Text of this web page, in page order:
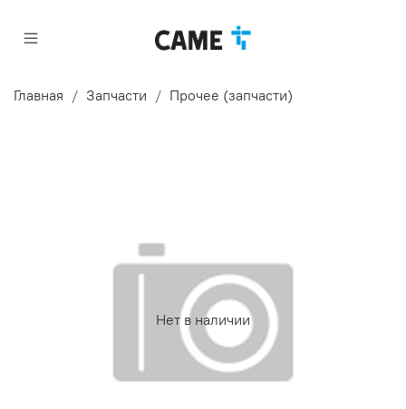
Главная Запчасти Прочее (запчасти)
Нет в наличии